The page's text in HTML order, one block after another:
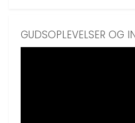
GUDSOPLEVELSER OG